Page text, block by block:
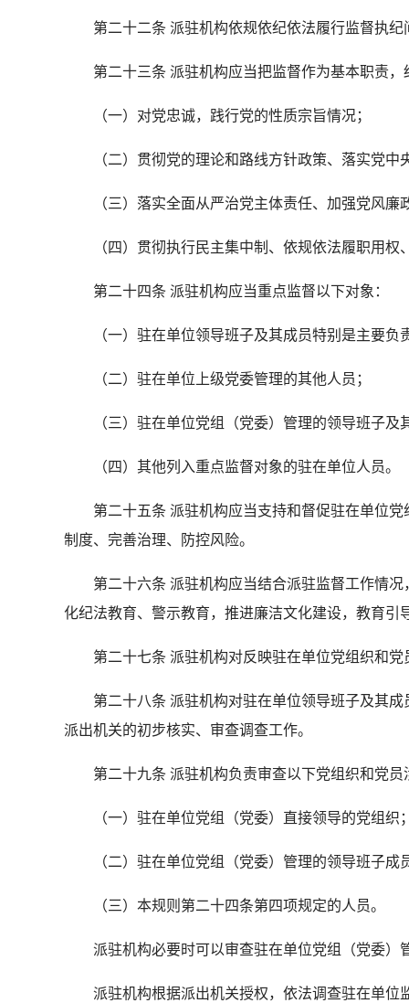
第二十二条 派驻机构依规依纪依法履行监督执纪
第二十三条 派驻机构应当把监督作为基本职责，
（一）对党忠诚，践行党的性质宗旨情况；
（二）贯彻党的理论和路线方针政策、落实党中
（三）落实全面从严治党主体责任、加强党风廉
（四）贯彻执行民主集中制、依规依法履职用权
第二十四条 派驻机构应当重点监督以下对象：
（一）驻在单位领导班子及其成员特别是主要负
（二）驻在单位上级党委管理的其他人员；
（三）驻在单位党组（党委）管理的领导班子及
（四）其他列入重点监督对象的驻在单位人员。
第二十五条 派驻机构应当支持和督促驻在单位党
制度、完善治理、防控风险。
第二十六条 派驻机构应当结合派驻监督工作情况
化纪法教育、警示教育，推进廉洁文化建设，教育
第二十七条 派驻机构对反映驻在单位党组织和党
第二十八条 派驻机构对驻在单位领导班子及其成
派出机关的初步核实、审查调查工作。
第二十九条 派驻机构负责审查以下党组织和党员
（一）驻在单位党组（党委）直接领导的党组织
（二）驻在单位党组（党委）管理的领导班子成
（三）本规则第二十四条第四项规定的人员。
派驻机构必要时可以审查驻在单位党组（党委）
派驻机构根据派出机关授权，依法调查驻在单位